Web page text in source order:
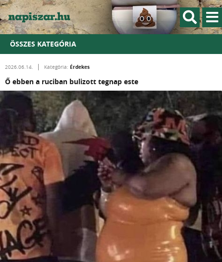
ÖSSZES KATEGÓRIA
2026.06.14. Kategória: Érdekes
Ő ebben a ruciban bulizott tegnap este